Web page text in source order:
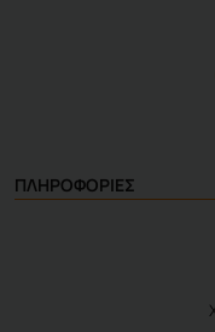
ΠΛΗΡΟΦΟΡΙΕΣ